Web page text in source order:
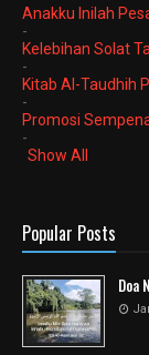
Anakku Inilah
-
Kelebihan Solat
-
Kitab Al-Taudhih
-
Promosi
-
Show All
Popular Posts
Doa